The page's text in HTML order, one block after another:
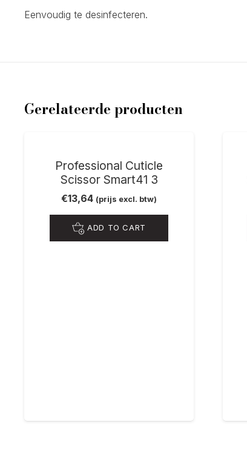
Eenvoudig te desinfecteren.
Gerelateerde producten
Professional Cuticle
Scissor Smart41 3
€13,64 (prijs excl. btw)
ADD TO CART